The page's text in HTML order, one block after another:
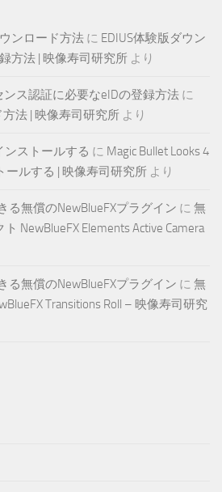
ンロード方法 に EDIUS体験版ダウン
方法 | 映像寿司研究所 より
ンス認証に必要なeIDの登録方法 に
方法 | 映像寿司研究所 より
ンストールする に Magic Bullet Looks 4
ールする | 映像寿司研究所 より
る無償のNewBlueFXプラグイン に 無
NewBlueFX Elements Active Camera
る無償のNewBlueFXプラグイン に 無
Transitions Roll – 映像寿司研究